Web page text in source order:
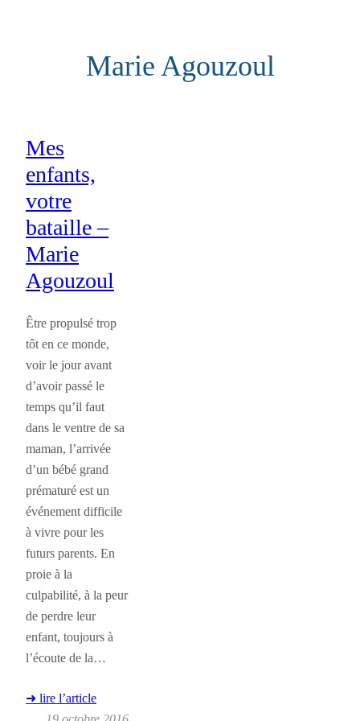
Marie Agouzoul
Mes
enfants,
votre
bataille –
Marie
Agouzoul
Être propulsé trop
tôt en ce monde,
voir le jour avant
d’avoir passé le
temps qu’il faut
dans le ventre de sa
maman, l’arrivée
d’un bébé grand
prématuré est un
événement difficile
à vivre pour les
futurs parents. En
proie à la
culpabilité, à la peur
de perdre leur
enfant, toujours à
l’écoute de la…
➜ lire l’article